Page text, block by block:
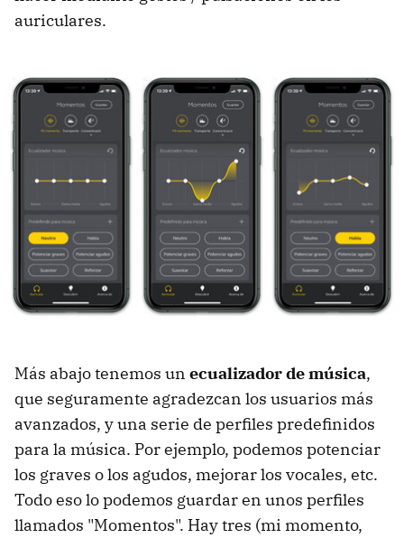
auriculares.
Más abajo tenemos un ecualizador de música,
que seguramente agradezcan los usuarios más
avanzados, y una serie de perfiles predefinidos
para la música. Por ejemplo, podemos potenciar
los graves o los agudos, mejorar los vocales, etc.
Todo eso lo podemos guardar en unos perfiles
llamados "Momentos". Hay tres (mi momento,